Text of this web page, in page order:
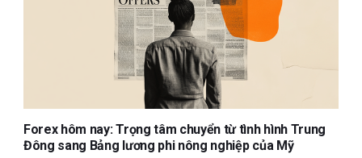
Forex hôm nay: Trọng tâm chuyển từ tình hình Trung
Đông sang Bảng lương phi nông nghiệp của Mỹ